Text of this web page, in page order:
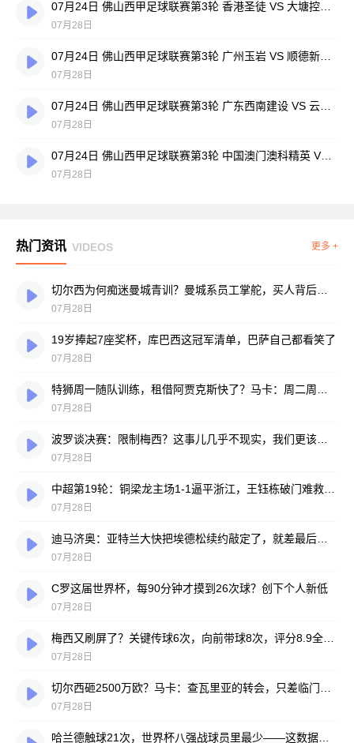
07月28日
07月28日
07月28日
07月24日 佛山西甲足球联赛第3轮 中国澳门澳科精英 VS 藝品高國際 全场录像
07月28日
热门资讯 VIDEOS 更多 +
07月28日
19岁捧起7座奖杯，库巴西这冠军清单，巴萨自己都看笑了
07月28日
07月28日
07月28日
07月28日
07月28日
C罗这届世界杯，每90分钟才摸到26次球？创下个人新低
07月28日
07月28日
07月28日